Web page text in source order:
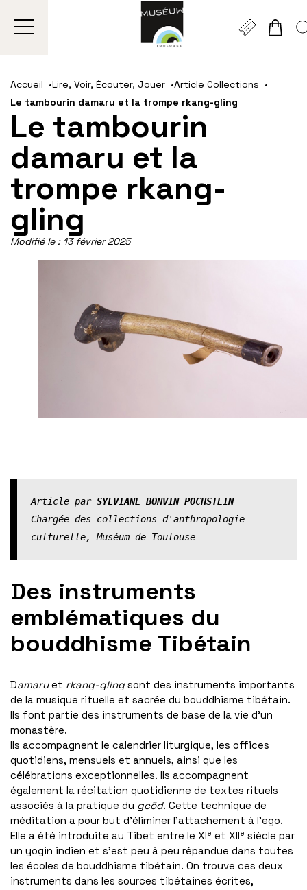
contenu
principal
la
navigation
la
recherche
pied
de
Accueil Lire, Voir, Écouter, Jouer
Article Collections
Le tambourin damaru et la trompe rkang-gling
Le tambourin
damaru et la
trompe rkang-
gling
Modifié le : 13 février 2025
Article par SYLVIANE BONVIN POCHSTEIN
Chargée des collections d'anthropologie
culturelle, Muséum de Toulouse
Des instruments
emblématiques du
bouddhisme Tibétain
Damaruet rkang-gling sont des instruments importants
de la musique rituelle et sacrée du bouddhisme tibétain.
Ils font partie des instruments de base de la vie d’un
monastère.
Ils accompagnent le calendrier liturgique, les offices
quotidiens, mensuels et annuels, ainsi que les
célébrations exceptionnelles. Ils accompagnent
également la récitation quotidienne de textes rituels
associés à la pratique du gcöd. Cette technique de
méditation a pour but d’éliminer l’attachement à l’ego.
Elle a été introduite au Tibet entre le XIe et XIIe siècle par
un yogin indien et s’est peu à peu répandue dans toutes
les écoles de bouddhisme tibétain. On trouve ces deux
instruments dans les sources tibétaines écrites,
Gestion de vos préférences sur les cookies